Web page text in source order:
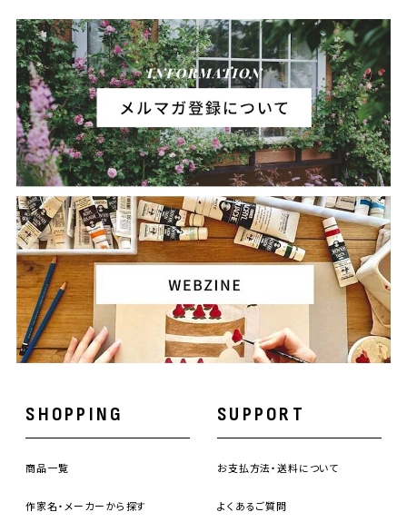
SHOPPING
商品一覧
作家名・メーカーから探す
SUPPORT
お支払方法・送料について
よくあるご質問